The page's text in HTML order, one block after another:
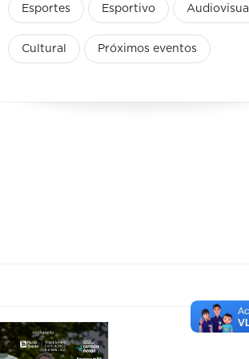
Esportes Esportivo Audiovisual
Cultural Próximos eventos
Corrida do